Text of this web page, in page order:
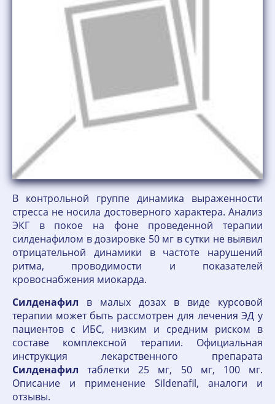
В контрольной группе динамика выраженности
стресса не носила достоверного характера. Анализ
ЭКГ в покое на фоне проведенной терапии
силденафилом в дозировке 50 мг в сутки не выявил
отрицательной динамики в частоте нарушений
ритма, проводимости и показателей
кровоснабжения миокарда.
Силденафил в малых дозах в виде курсовой
терапии может быть рассмотрен для лечения ЭД у
пациентов с ИБС, низким и средним риском в
составе комплексной терапии. Официальная
инструкция лекарственного препарата
Силденафил таблетки 25 мг, 50 мг, 100 мг.
Описание и применение Sildenafil, аналоги и
отзывы.